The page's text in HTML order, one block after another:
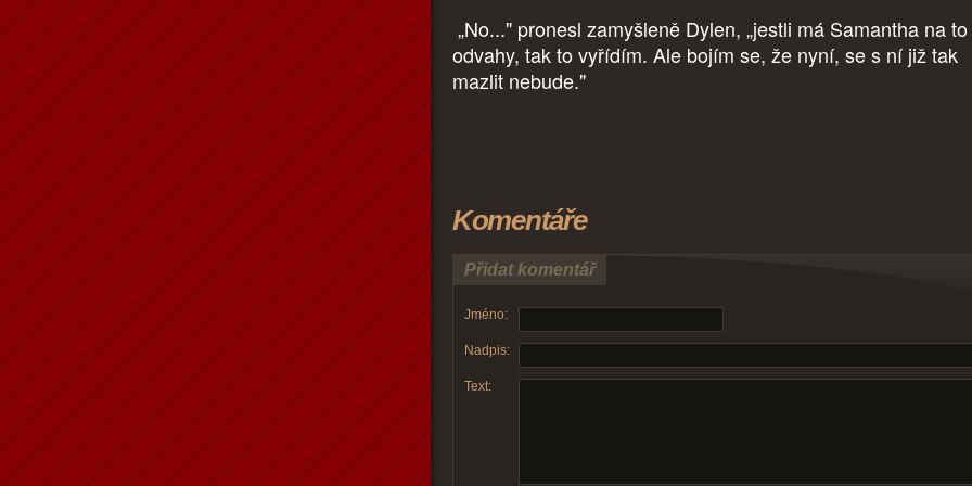
„No..." pronesl zamyšleně Dylen, „jestli má Samantha na
odvahy, tak to vyřídím. Ale bojím se, že nyní, se s ní již tak
mazlit nebude."
Komentáře
Přidat komentář
Jméno:
Nadpis:
Text: